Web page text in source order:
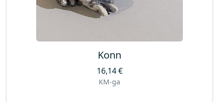
Konn
16,14€
KM-ga